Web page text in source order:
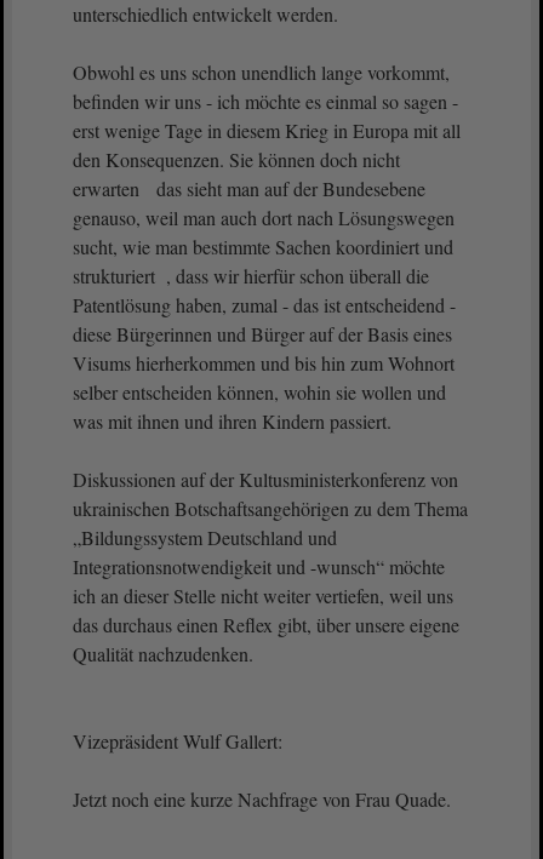
unterschiedlich entwickelt werden.
Obwohl es uns schon unendlich lange vorkommt,
befinden wir uns - ich möchte es einmal so sagen -
erst wenige Tage in diesem Krieg in Europa mit all
den Konsequenzen. Sie können doch nicht
erwarten das sieht man auf der Bundesebene
genauso, weil man auch dort nach Lösungswegen
sucht, wie man bestimmte Sachen koordiniert und
strukturiert , dass wir hierfür schon überall die
Patentlösung haben, zumal - das ist entscheidend -
diese Bürgerinnen und Bürger auf der Basis eines
Visums hierherkommen und bis hin zum Wohnort
selber entscheiden können, wohin sie wollen und
was mit ihnen und ihren Kindern passiert.
Diskussionen auf der Kultusministerkonferenz von
ukrainischen Botschaftsangehörigen zu dem Thema
„Bildungssystem Deutschland und
Integrationsnotwendigkeit und -wunsch“ möchte
ich an dieser Stelle nicht weiter vertiefen, weil uns
das durchaus einen Reflex gibt, über unsere eigene
Qualität nachzudenken.
Vizepräsident Wulf Gallert:
Jetzt noch eine kurze Nachfrage von Frau Quade.